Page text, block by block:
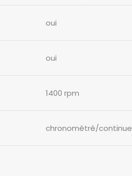
oui
oui
1400 rpm
chronométré/continue